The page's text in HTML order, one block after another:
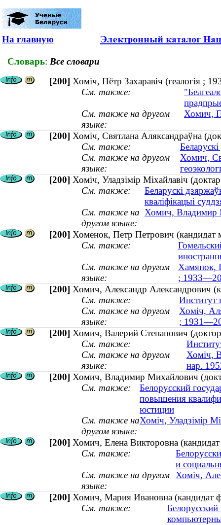
На главную
Словарь: Все словари
[200] Хоміч, Пётр Захаравіч (геалогія ;
См. также:
См. также на другом
языке:
Хомич,
[200] Хоміч, Святлана Аляксандраўна
См. также:
См. также на другом
языке:
Хомич,
[200] Хоміч, Уладзімір Міхайлавіч
См. также:
Беларускі
кваліфікацыі
См. также на
другом языке:
Хомич, Владимир
[200] Хоменок, Петр Петрович (кандидат
См. также:
См. также на другом
языке:
Хамянок,
;
[200] Хомич, Александр Александрович
См. также:
Институт
См. также на другом
языке:
Хоміч,
;
[200] Хомич, Валерий Степанович
См. также:
См. также на другом
языке:
Хоміч,
нар.
[200] Хомич, Владимир Михайлович
См. также:
Белорусский
повышения
юстиции
См. также на
другом языке:
Хоміч, Уладзімір
[200] Хомич, Елена Викторовна
См. также:
и
См. также на другом
языке:
Хоміч,
[200] Хомич, Мария Ивановна (кандидат
См. также: